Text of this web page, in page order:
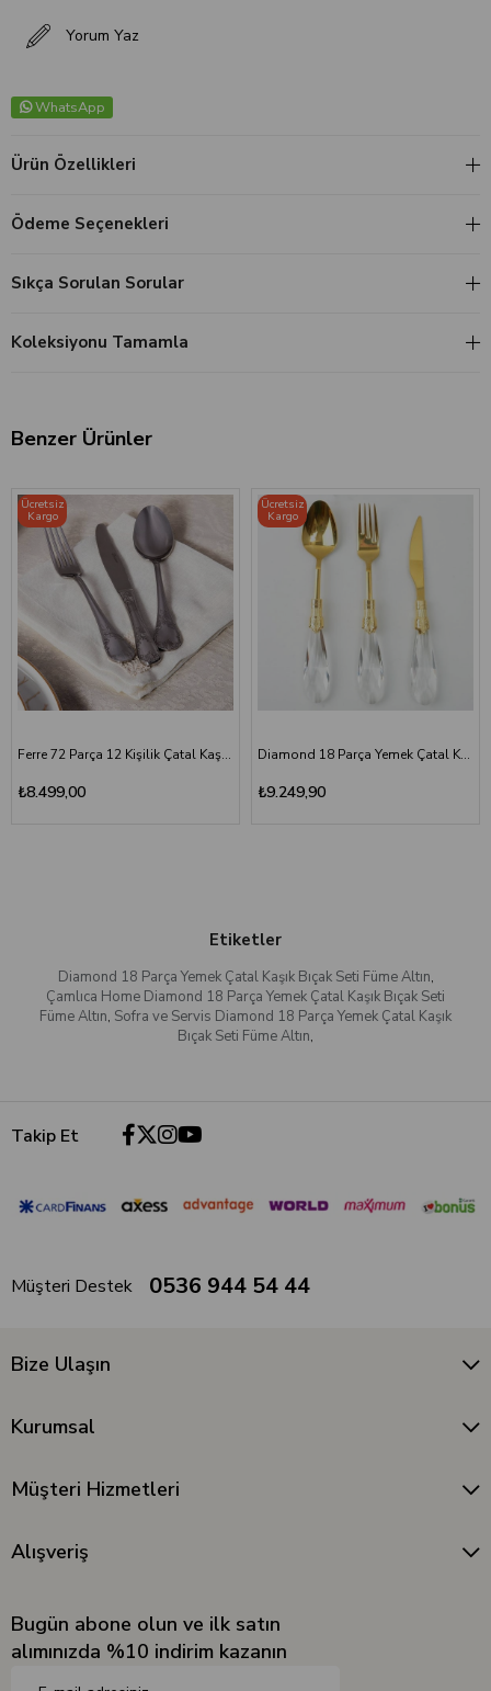
Yorum Yaz
WhatsApp
Ürün Özellikleri
Ödeme Seçenekleri
Sıkça Sorulan Sorular
Koleksiyonu Tamamla
Benzer Ürünler
Ferre 72 Parça 12 Kişilik Çatal Kaşık Bıçak Seti
₺8.499,00
Ücretsiz
Kargo
Diamond 18 Parça Yemek Çatal Kaşık Bıçak Seti | Altın Titanyum
₺9.249,90
Ücretsiz
Kargo
Etiketler
Diamond 18 Parça Yemek Çatal Kaşık Bıçak Seti Füme Altın,
Çamlıca Home Diamond 18 Parça Yemek Çatal Kaşık Bıçak Seti
Füme Altın, Sofra ve Servis Diamond 18 Parça Yemek Çatal Kaşık
Bıçak Seti Füme Altın,
Takip Et
Müşteri Destek 0536 944 54 44
Bize Ulaşın
Kurumsal
Müşteri Hizmetleri
Alışveriş
Bugün abone olun ve ilk satın
alımınızda %10 indirim kazanın